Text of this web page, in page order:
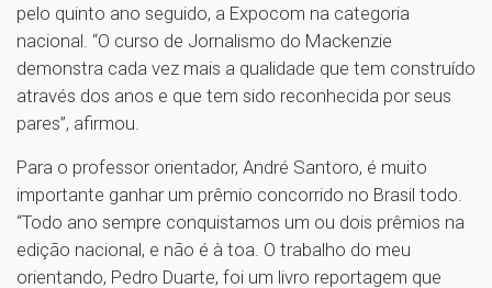
pelo quinto ano seguido, a Expocom na categoria
nacional. “O curso de Jornalismo do Mackenzie
demonstra cada vez mais a qualidade que tem construído
através dos anos e que tem sido reconhecida por seus
pares”, afirmou.
Para o professor orientador, André Santoro, é muito
importante ganhar um prêmio concorrido no Brasil todo.
“Todo ano sempre conquistamos um ou dois prêmios na
edição nacional, e não é à toa. O trabalho do meu
orientando, Pedro Duarte, foi um livro reportagem que